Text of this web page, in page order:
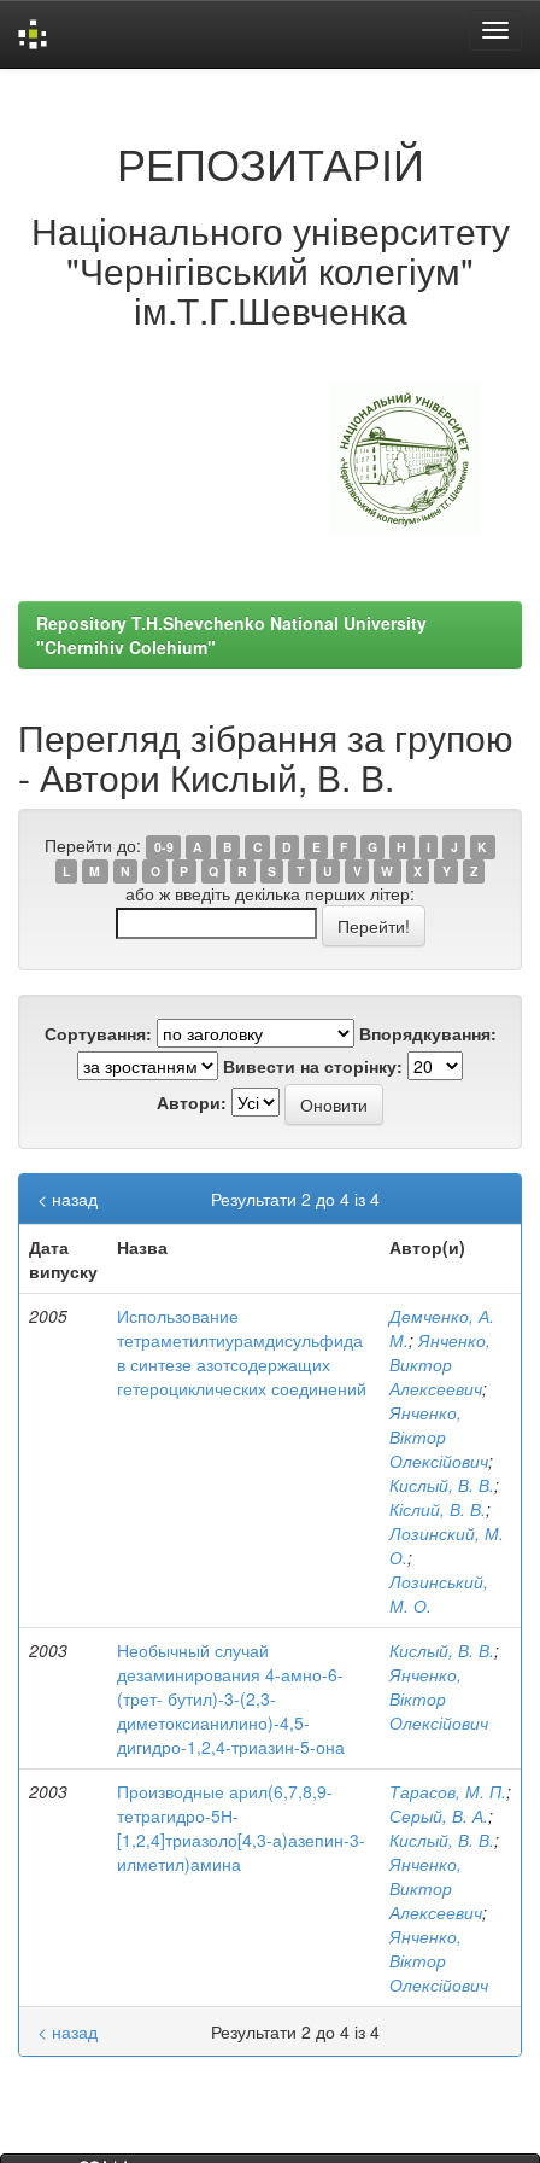
РЕПОЗИТАРІЙ
Національного університету
"Чернігівський колегіум"
ім.Т.Г.Шевченка
Repository T.H.Shevchenko National University
"Chernihiv Colehium"
Перегляд зібрання за групою
- Автори Кислый, В. В.
Перейти до: 0-9 A B C D E F G H I J
K
L
M N O P Q R S T U V W X Y Z
або ж введіть декілька перших літер:
Сортування:
Впорядкування:
Вивести на сторінку:
Автори:
Результати 2 до 4 із 4
< назад
Дата
випуску
Назва Автор(и)
2005
Использование
тетраметилтиурамдисульфида
в синтезе азотсодержащих
гетероциклических соединений
Демченко, А.
М.;Янченко,
Виктор
Алексеевич;
Янченко,
Віктор
Олексійович;
Кислый, В. В.;
Кіслий, В. В.;
Лозинский, М.
О.;
Лозинський,
М. О.
2003
Необычный случай
дезаминирования 4-амно-6-
(трет- бутил)-3-(2,3-
диметоксианилино)-4,5-
дигидро-1,2,4-триазин-5-она
Кислый, В. В.;
Янченко,
Віктор
Олексійович
2003
Производные арил(6,7,8,9-
тетрагидро-5Н-
[1,2,4]триазоло[4,3-а)азепин-3-
илметил)амина
Тарасов, М. П.;
Серый, В. А.;
Кислый, В. В.;
Янченко,
Виктор
Алексеевич;
Янченко,
Віктор
Олексійович
Результати 2 до 4 із 4
< назад